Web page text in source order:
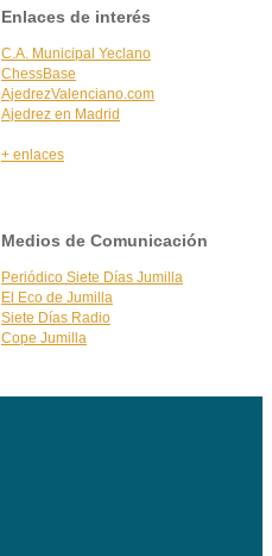
Enlaces de interés
C.A. Municipal Yeclano
ChessBase
AjedrezValenciano.com
Ajedrez en Madrid
+ enlaces
Medios de Comunicación
Periódico Siete Días Jumilla
El Eco de Jumilla
Siete Días Radio
Cope Jumilla